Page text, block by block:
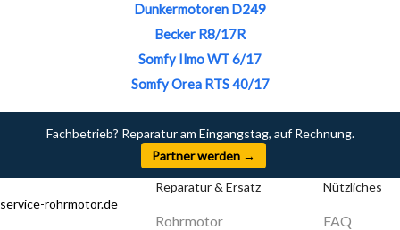
Dunkermotoren D249
Becker R8/17R
Somfy Ilmo WT 6/17
Somfy Orea RTS 40/17
Fachbetrieb? Reparatur am Eingangstag, auf Rechnung.
Partner werden →
service-rohrmotor.de
Reparatur & Ersatz
Rohrmotor
Nützliches
FAQ